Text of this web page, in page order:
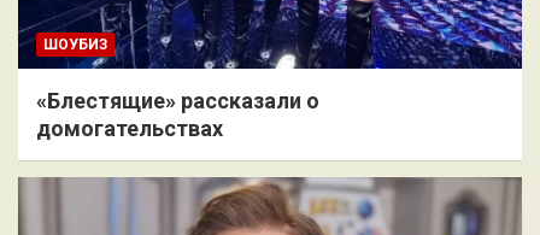
ШОУБИЗ
«Блестящие» рассказали о
домогательствах